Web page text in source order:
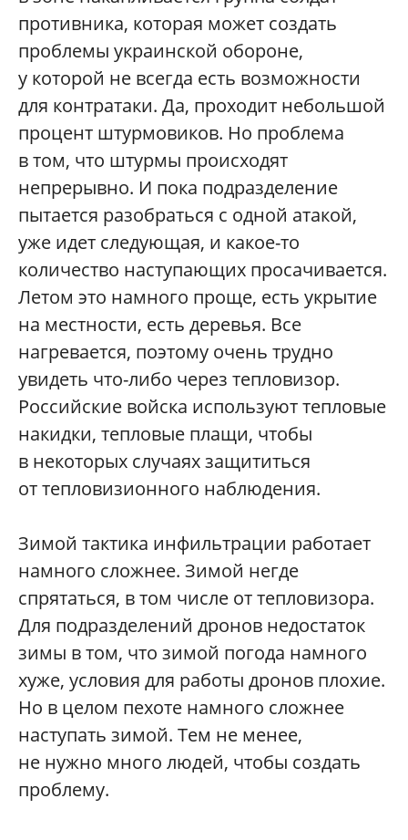
противника, которая может создать
проблемы украинской обороне,
у которой не всегда есть возможности
для контратаки. Да, проходит небольшой
процент штурмовиков. Но проблема
в том, что штурмы происходят
непрерывно. И пока подразделение
пытается разобраться с одной атакой,
уже идет следующая, и какое-то
количество наступающих просачивается.
Летом это намного проще, есть укрытие
на местности, есть деревья. Все
нагревается, поэтому очень трудно
увидеть что-либо через тепловизор.
Российские войска используют тепловые
накидки, тепловые плащи, чтобы
в некоторых случаях защититься
от тепловизионного наблюдения.
Зимой тактика инфильтрации работает
намного сложнее. Зимой негде
спрятаться, в том числе от тепловизора.
Для подразделений дронов недостаток
зимы в том, что зимой погода намного
хуже, условия для работы дронов плохие.
Но в целом пехоте намного сложнее
наступать зимой. Тем не менее,
не нужно много людей, чтобы создать
проблему.